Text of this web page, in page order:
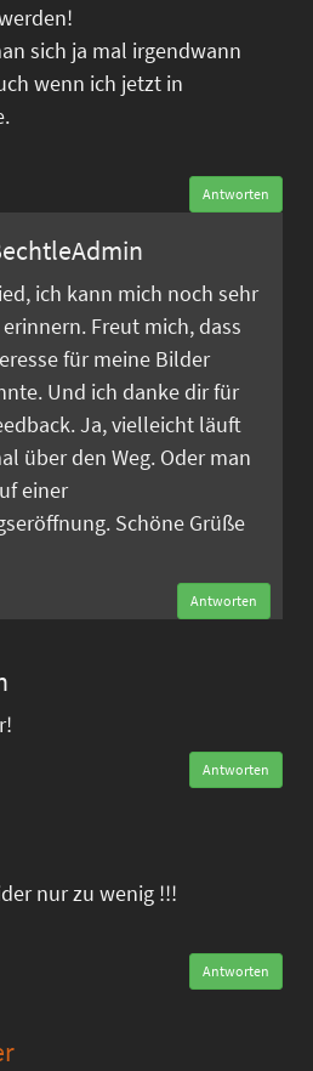
sich ja mal irgendwann
wenn ich jetzt in
Antworten
ich kann mich noch sehr
Freut mich, dass
für meine Bilder
Und ich danke dir für
Ja, vielleicht läuft
über den Weg. Oder man
einer
Schöne Grüße
Antworten
Antworten
nur zu wenig !!!
Antworten